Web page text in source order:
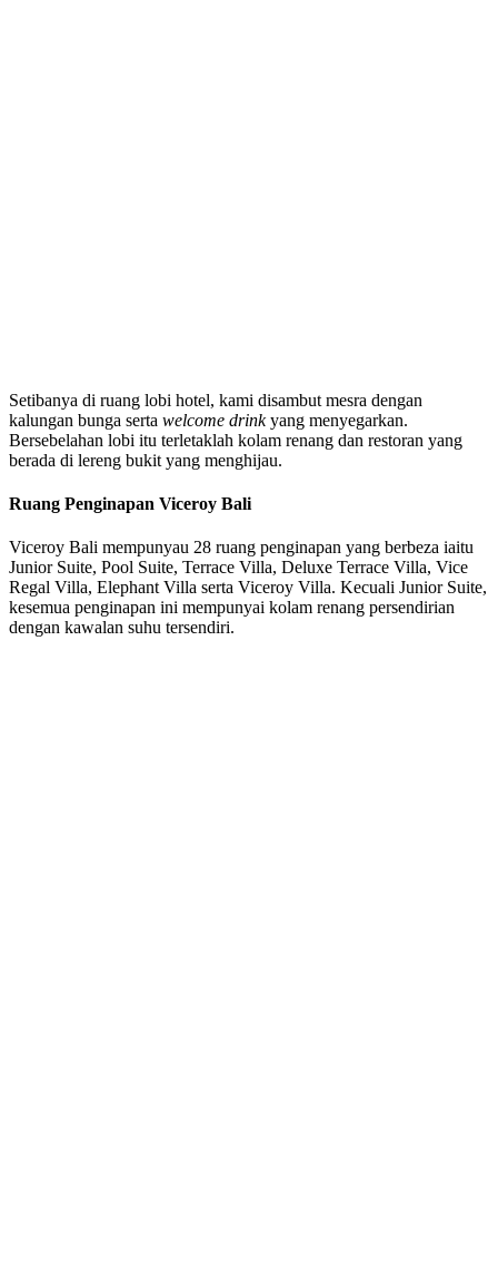
Setibanya di ruang lobi hotel, kami disambut mesra dengan
kalungan bunga serta welcome drinkyang menyegarkan.
Bersebelahan lobi itu terletaklah kolam renang dan restoran yang
berada di lereng bukit yang menghijau.
Ruang Penginapan Viceroy Bali
Viceroy Bali mempunyau 28 ruang penginapan yang berbeza iaitu
Junior Suite, Pool Suite, Terrace Villa, Deluxe Terrace Villa, Vice
Regal Villa, Elephant Villa serta Viceroy Villa. Kecuali Junior Suite,
kesemua penginapan ini mempunyai kolam renang persendirian
dengan kawalan suhu tersendiri.